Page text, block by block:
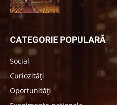
CATEGORIE POPULARĂ
Social
Curiozități
Oportunități